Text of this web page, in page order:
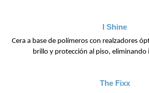
I Shine
Cera a base de polímeros con realzadores
brillo y protección al piso, eliminando
The Fixx